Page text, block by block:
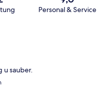
Personal & Service
u sauber.